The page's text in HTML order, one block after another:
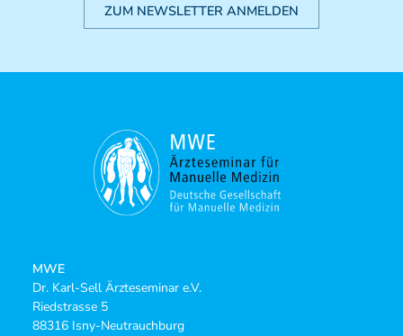
ZUM NEWSLETTER ANMELDEN
MWE
Dr. Karl-Sell Ärzteseminar e.V.
Riedstrasse 5
88316 Isny-Neutrauchburg